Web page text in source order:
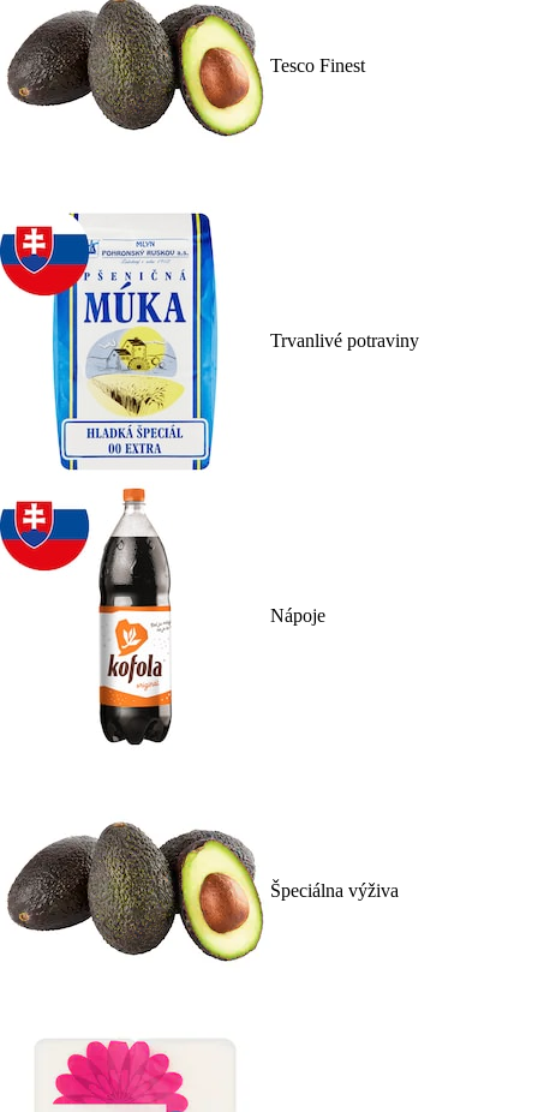
Tesco Finest
Trvanlivé potraviny
Nápoje
Špeciálna výživa